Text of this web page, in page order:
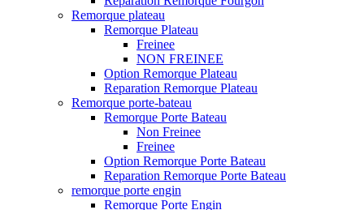
Remorque plateau
Remorque Plateau
Freinee
NON FREINEE
Option Remorque Plateau
Reparation Remorque Plateau
Remorque porte-bateau
Remorque Porte Bateau
Non Freinee
Freinee
Option Remorque Porte Bateau
Reparation Remorque Porte Bateau
remorque porte engin
Remorque Porte Engin